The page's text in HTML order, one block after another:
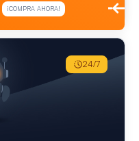
¡COMPRA AHORA!
24/7